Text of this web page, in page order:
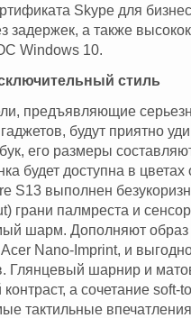
Skype для
задержек, а также
Windows 10.
стиль
предъявляющие
будут приятно
его размеры
будет доступна в
S13 выполнен
грани палмреста и
шарм. Дополняют
Nano-Imprint, и
Глянцевый шарнир и
а сочетание
тактильные